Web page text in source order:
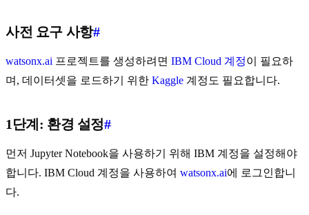
사전 요구 사항#
watsonx.ai 프로젝트를 생성하려면 IBM Cloud 계정이 필요하
며, 데이터셋을 로드하기 위한 Kaggle 계정도 필요합니다.
1단계: 환경 설정#
먼저 Jupyter Notebook을 사용하기 위해 IBM 계정을 설정해야
합니다. IBM Cloud 계정을 사용하여 watsonx.ai에 로그인합니
다.